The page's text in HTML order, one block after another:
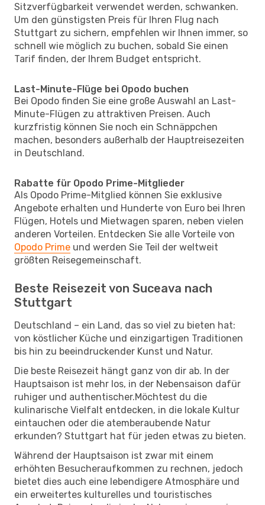
Sitzverfügbarkeit verwendet werden, schwanken.
Um den günstigsten Preis für Ihren Flug nach
Stuttgart zu sichern, empfehlen wir Ihnen immer, so
schnell wie möglich zu buchen, sobald Sie einen
Tarif finden, der Ihrem Budget entspricht.
Last-Minute-Flüge bei Opodo buchen
Bei Opodo finden Sie eine große Auswahl an Last-
Minute-Flügen zu attraktiven Preisen. Auch
kurzfristig können Sie noch ein Schnäppchen
machen, besonders außerhalb der Hauptreisezeiten
in Deutschland.
Rabatte für Opodo Prime-Mitglieder
Als Opodo Prime-Mitglied können Sie exklusive
Angebote erhalten und Hunderte von Euro bei Ihren
Flügen, Hotels und Mietwagen sparen, neben vielen
anderen Vorteilen. Entdecken Sie alle Vorteile von
Opodo Prime und werden Sie Teil der weltweit
größten Reisegemeinschaft.
Beste Reisezeit von Suceava nach
Stuttgart
Deutschland – ein Land, das so viel zu bieten hat:
von köstlicher Küche und einzigartigen Traditionen
bis hin zu beeindruckender Kunst und Natur.
Die beste Reisezeit hängt ganz von dir ab. In der
Hauptsaison ist mehr los, in der Nebensaison dafür
ruhiger und authentischer.Möchtest du die
kulinarische Vielfalt entdecken, in die lokale Kultur
eintauchen oder die atemberaubende Natur
erkunden? Stuttgart hat für jeden etwas zu bieten.
Während der Hauptsaison ist zwar mit einem
erhöhten Besucheraufkommen zu rechnen, jedoch
bietet dies auch eine lebendigere Atmosphäre und
ein erweitertes kulturelles und touristisches